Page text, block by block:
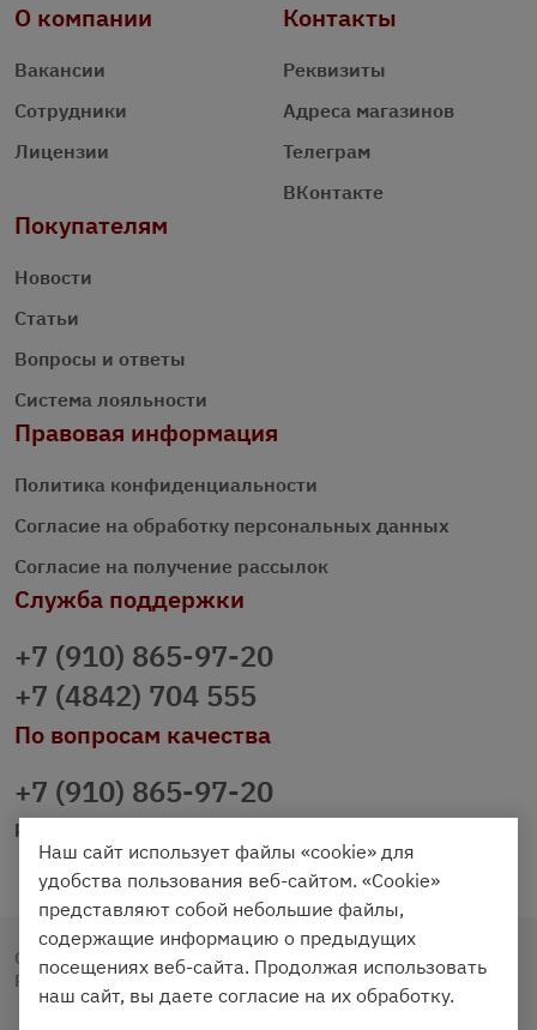
О компании
Вакансии
Сотрудники
Лицензии
Контакты
Реквизиты
Адреса магазинов
Телеграм
ВКонтакте
Покупателям
Новости
Статьи
Вопросы и ответы
Система лояльности
Правовая информация
Политика конфиденциальности
Согласие на обработку персональных данных
Согласие на получение рассылок
Служба поддержки
+7 (910) 865-97-20
+7 (4842) 704 555
По вопросам качества
+7 (910) 865-97-20
prazdnichniy40@palmi.ru
Copyright © 2020 - 2026. Праздничный Стол.
Разработка и продвижение - Vegas Studio
Наш сайт использует файлы «cookie» для
удобства пользования веб-сайтом. «Cookie»
представляют собой небольшие файлы,
содержащие информацию о предыдущих
посещениях веб-сайта. Продолжая использовать
наш сайт, вы даете согласие на их обработку.